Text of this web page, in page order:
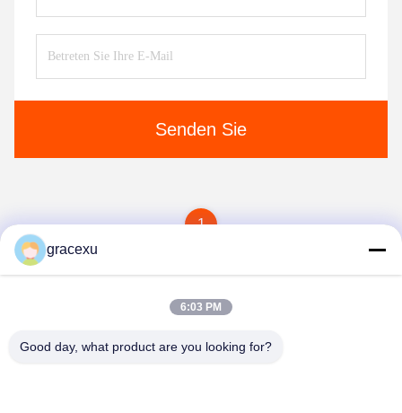
Senden Sie
1
gracexu
6:03 PM
Good day, what product are you looking for?